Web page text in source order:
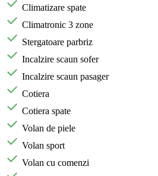
Climatizare spate
Climatronic 3 zone
Stergatoare parbriz
Incalzire scaun sofer
Incalzire scaun pasager
Cotiera
Cotiera spate
Volan de piele
Volan sport
Volan cu comenzi